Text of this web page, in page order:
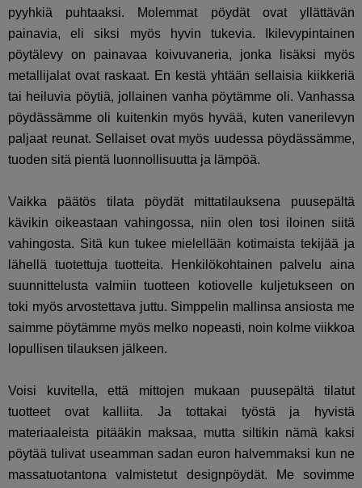
pyyhkiä puhtaaksi. Molemmat pöydät ovat yllättävän
painavia, eli siksi myös hyvin tukevia. Ikilevypintainen
pöytälevy on painavaa koivuvaneria, jonka lisäksi myös
metallijalat ovat raskaat. En kestä yhtään sellaisia kiikkeriä
tai heiluvia pöytiä, jollainen vanha pöytämme oli. Vanhassa
pöydässämme oli kuitenkin myös hyvää, kuten vanerilevyn
paljaat reunat. Sellaiset ovat myös uudessa pöydässämme,
tuoden sitä pientä luonnollisuutta ja lämpöä.
Vaikka päätös tilata pöydät mittatilauksena puusepältä
kävikin oikeastaan vahingossa, niin olen tosi iloinen siitä
vahingosta. Sitä kun tukee mielellään kotimaista tekijää ja
lähellä tuotettuja tuotteita. Henkilökohtainen palvelu aina
suunnittelusta valmiin tuotteen kotiovelle kuljetukseen on
toki myös arvostettava juttu. Simppelin mallinsa ansiosta me
saimme pöytämme myös melko nopeasti, noin kolme viikkoa
lopullisen tilauksen jälkeen.
Voisi kuvitella, että mittojen mukaan puusepältä tilatut
tuotteet ovat kalliita. Ja tottakai työstä ja hyvistä
materiaaleista pitääkin maksaa, mutta siltikin nämä kaksi
pöytää tulivat useamman sadan euron halvemmaksi kun ne
massatuotantona valmistetut designpöydät. Me sovimme